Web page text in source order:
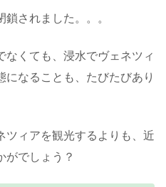
されました。。。
くても、浸水でヴェネツィ
なることも、たびたびあり
ツィアを観光するよりも、近
がでしょう？